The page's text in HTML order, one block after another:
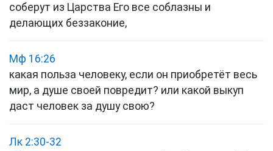
соберут из Царства Его все соблазны и
делающих беззаконие,
Мф 16:26
какая польза человеку, если он приобретёт весь
мир, а душе своей повредит? или какой выкуп
даст человек за душу свою?
Лк 2:30-32